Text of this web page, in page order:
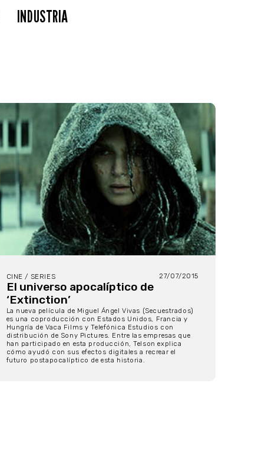
INDUSTRIA
CINE / SERIES 27/07/2015
El universo apocalíptico de
‘Extinction’
La nueva película de Miguel Ángel Vivas (Secuestrados)
es una coproducción con Estados Unidos, Francia y
Hungría de Vaca Films y Telefónica Estudios con
distribución de Sony Pictures. Entre las empresas que
han participado en esta producción, Telson explica
cómo ayudó con sus efectos digitales a recrear el
futuro postapocalíptico de esta historia.